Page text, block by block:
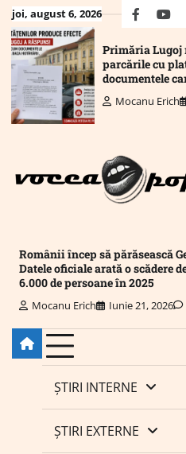
Skip
to
content
joi, august 6, 2026 facebook
Primăria
parcările cu
documentele
Mocanu Erich
Românii încep să părăsească
Datele oficiale arată o scădere
6.000 de persoane în 2025
Mocanu Erich Iunie 21, 2026
ȘTIRI INTERNE
ȘTIRI EXTERNE